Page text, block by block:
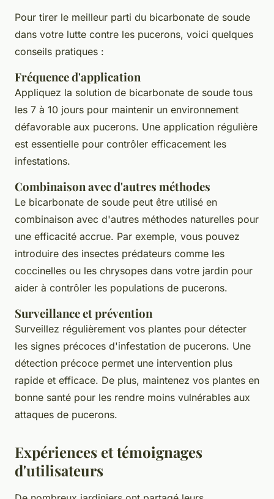
Pour tirer le meilleur parti du bicarbonate de soude
dans votre lutte contre les pucerons, voici quelques
conseils pratiques :
Fréquence d'application
Appliquez la solution de bicarbonate de soude tous
les 7 à 10 jours pour maintenir un environnement
défavorable aux pucerons. Une application régulière
est essentielle pour contrôler efficacement les
infestations.
Combinaison avec d'autres méthodes
Le bicarbonate de soude peut être utilisé en
combinaison avec d'autres méthodes naturelles pour
une efficacité accrue. Par exemple, vous pouvez
introduire des insectes prédateurs comme les
coccinelles ou les chrysopes dans votre jardin pour
aider à contrôler les populations de pucerons.
Surveillance et prévention
Surveillez régulièrement vos plantes pour détecter
les signes précoces d'infestation de pucerons. Une
détection précoce permet une intervention plus
rapide et efficace. De plus, maintenez vos plantes en
bonne santé pour les rendre moins vulnérables aux
attaques de pucerons.
Expériences et témoignages
d'utilisateurs